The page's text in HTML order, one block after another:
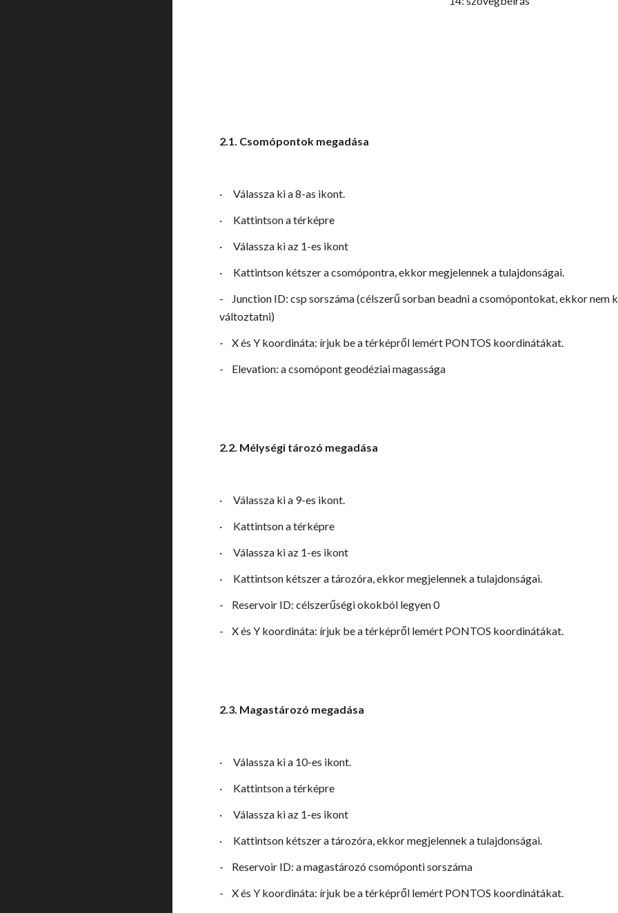
2.1. Csomópontok megadása
·
Válassza ki a 8-as ikont.
·
Kattintson a térképre
·
Válassza ki az 1-es ikont
·
Kattintson kétszer a csomópontra, ekkor megjelennek a tulajdonságai.
-
Junction ID: csp sorszáma (célszerű sorban beadni a csomópontokat, ekkor nem
változtatni)
-
X és Y koordináta: írjuk be a térképről lemért PONTOS koordinátákat.
-
Elevation: a csomópont geodéziai magassága
2.2. Mélységi tározó megadása
·
Válassza ki a 9-es ikont.
·
Kattintson a térképre
·
Válassza ki az 1-es ikont
·
Kattintson kétszer a tározóra, ekkor megjelennek a tulajdonságai.
-
Reservoir ID: célszerűségi okokból legyen 0
-
X és Y koordináta: írjuk be a térképről lemért PONTOS koordinátákat.
2.3. Magastározó megadása
·
Válassza ki a 10-es ikont.
·
Kattintson a térképre
·
Válassza ki az 1-es ikont
·
Kattintson kétszer a tározóra, ekkor megjelennek a tulajdonságai.
-
Reservoir ID: a magastározó csomóponti sorszáma
-
X és Y koordináta: írjuk be a térképről lemért PONTOS koordinátákat.